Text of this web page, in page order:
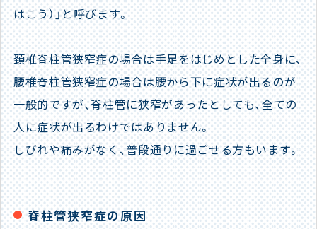
はこう）」と呼びます。
頚椎脊柱管狭窄症の場合は手足をはじめとした全身に、
腰椎脊柱管狭窄症の場合は腰から下に症状が出るのが
一般的ですが、脊柱管に狭窄があったとしても、全ての
人に症状が出るわけではありません。
しびれや痛みがなく、普段通りに過ごせる方もいます。
脊柱管狭窄症の原因